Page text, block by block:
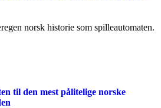
norsk historie som spilleautomaten.
til den mest pålitelige norske